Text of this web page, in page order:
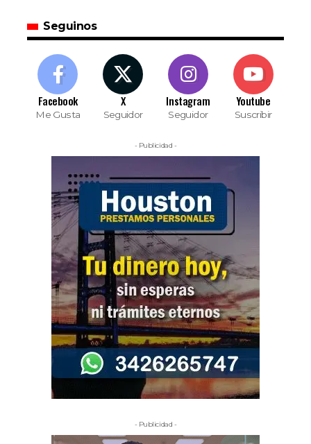
Seguinos
Facebook
Me Gusta
X
Seguidor
Instagram
Seguidor
Youtube
Suscribir
- Publicidad -
- Publicidad -